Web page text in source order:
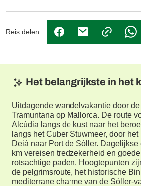
Reis delen
(Link opent in nieuw
(Link opent in
Het belangrijkste in het
Uitdagende wandelvakantie door
Tramuntana op Mallorca. De route
Alcúdia langs de kust naar het
langs het Cuber Stuwmeer, door
Deià naar Port de Sóller. Dagelijkse
km vereisen tredzekerheid en
rotsachtige paden. Hoogtepunten
de pelgrimsroute, het historische
mediterrane charme van de Sóller-